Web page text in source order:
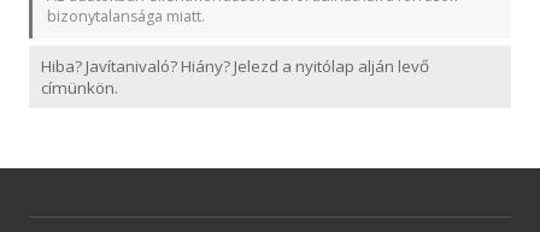
bizonytalansága miatt.
Hiba? Javítanivaló? Hiány? Jelezd a nyitólap alján levő
címünkön.